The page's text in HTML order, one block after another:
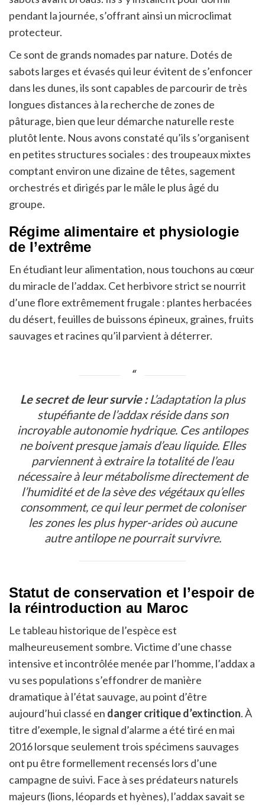
pendant la journée, s’offrant ainsi un microclimat
protecteur.
Ce sont de grands nomades par nature. Dotés de
sabots larges et évasés qui leur évitent de s’enfoncer
dans les dunes, ils sont capables de parcourir de très
longues distances à la recherche de zones de
pâturage, bien que leur démarche naturelle reste
plutôt lente. Nous avons constaté qu’ils s’organisent
en petites structures sociales : des troupeaux mixtes
comptant environ une dizaine de têtes, sagement
orchestrés et dirigés par le mâle le plus âgé du
groupe.
Régime alimentaire et physiologie
de l’extrême
En étudiant leur alimentation, nous touchons au cœur
du miracle de l’addax. Cet herbivore strict se nourrit
d’une flore extrêmement frugale : plantes herbacées
du désert, feuilles de buissons épineux, graines, fruits
sauvages et racines qu’il parvient à déterrer.
Le secret de leur survie :L’adaptation la plus
stupéfiante de l’addax réside dans son
incroyable autonomie hydrique. Ces antilopes
ne boivent presque jamais d’eau liquide. Elles
parviennent à extraire la totalité de l’eau
nécessaire à leur métabolisme directement de
l’humidité et de la sève des végétaux qu’elles
consomment, ce qui leur permet de coloniser
les zones les plus hyper-arides où aucune
autre antilope ne pourrait survivre.
Statut de conservation et l’espoir de
la réintroduction au Maroc
Le tableau historique de l’espèce est
malheureusement sombre. Victime d’une chasse
intensive et incontrôlée menée par l’homme, l’addax a
vu ses populations s’effondrer de manière
dramatique à l’état sauvage, au point d’être
aujourd’hui classé en danger critique d’extinction. À
titre d’exemple, le signal d’alarme a été tiré en mai
2016 lorsque seulement trois spécimens sauvages
ont pu être formellement recensés lors d’une
campagne de suivi. Face à ses prédateurs naturels
majeurs (lions, léopards et hyènes), l’addax savait se